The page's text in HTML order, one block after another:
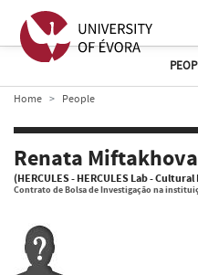
Home People
Renata Miftakhova
(HERCULES - HERCULES Lab -
Contrato de Bolsa de Investigação na